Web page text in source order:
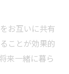
お互いに共有
ことが効果的
来一緒に暮ら